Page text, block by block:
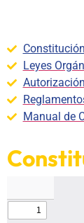
Constitución
Leyes
Manual de